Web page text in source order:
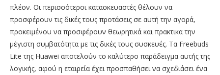
πλέον. Οι περισσότεροι κατασκευαστές θέλουν να
προσφέρουν τις δικές τους προτάσεις σε αυτή την αγορά,
προκειμένου να προσφέρουν θεωρητικά και πρακτικα την
μέγιστη συμβατότητα με τις δικές τους συσκευές. Τα Freebuds
Lite της Huawei αποτελούν το καλύτερο παράδειγμα αυτής της
λογικής, αφού η εταιρεία έχει προσπαθήσει να σχεδιάσει ένα